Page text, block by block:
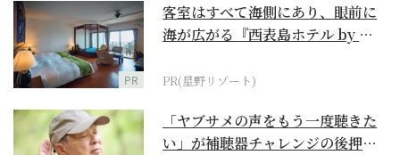
PR
客室はすべて海側にあり、眼前に
海が広がる『西表島ホテル by 星
PR(星野リゾート)
「ヤブサメの声をもう一度聴きた
い」が補聴器チャレンジの後押し